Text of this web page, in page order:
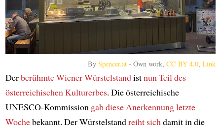
BySpencer.at -Own work,CC BY 4.0,Link
Derberühmte Wiener WürstelstandistnunTeil des
österreichischen Kulturerbes. Die österreichische
UNESCO-Kommission gabdiese Anerkennungletzte
Wochebekannt. Der Würstelstandreiht sichdamit in die